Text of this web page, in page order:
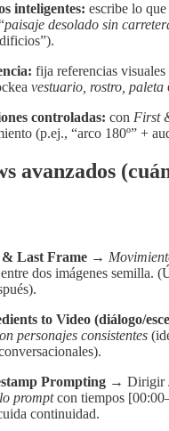
inteligentes: escribe lo que
paisaje desolado sin
fija referencias visuales
vestuario, rostro, paleta
controladas: con First
(p.ej., “arco 180º” +
avanzados
Last Frame →
dos imágenes semilla.
to Video (diálogo/
personajes consistentes
Prompting → Dirigir
promptcon tiempos
continuidad.